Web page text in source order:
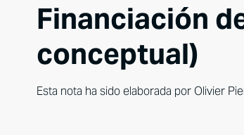
Financiación
conceptual)
Esta nota ha sido elaborada por Olivier